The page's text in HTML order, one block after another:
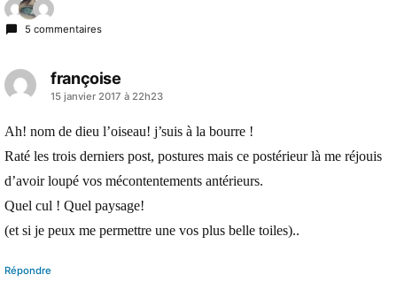
5 commentaires
françoise
a
dit :
15 janvier 2017 à 22h23
Ah! nom de dieu l’oiseau! j’suis à la bourre !
Raté les trois derniers post, postures mais ce postérieur là me réjouis
d’avoir loupé vos mécontentements antérieurs.
Quel cul ! Quel paysage!
(et si je peux me permettre une vos plus belle toiles)..
Répondre